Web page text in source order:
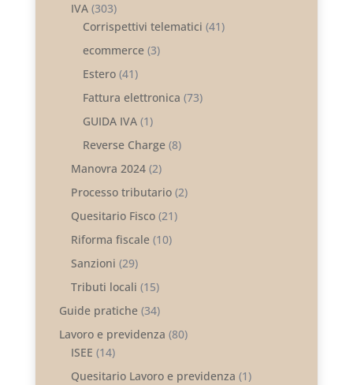
IVA(303)
Corrispettivi telematici (41)
ecommerce(3)
Estero(41)
Fattura elettronica (73)
GUIDA IVA(1)
Reverse Charge(8)
Manovra 2024(2)
Processo tributario(2)
Quesitario Fisco(21)
Riforma fiscale(10)
Sanzioni (29)
Tributi locali (15)
Guide pratiche(34)
Lavoro e previdenza (80)
ISEE (14)
Quesitario Lavoro e previdenza (1)